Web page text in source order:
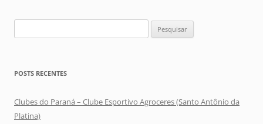
por:
POSTS RECENTES
Clubes do Paraná – Clube Esportivo Agroceres (Santo Antônio da
Platina)